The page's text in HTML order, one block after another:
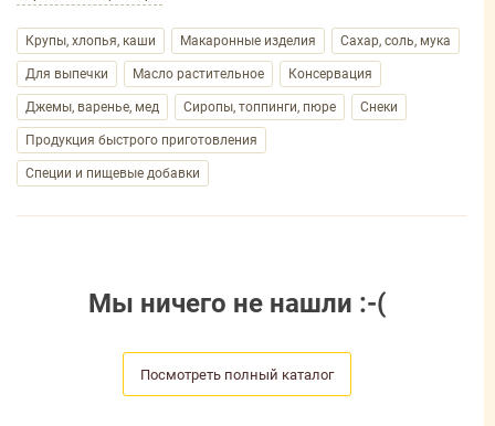
Крупы, хлопья, каши Макаронные изделия Сахар, соль, мука
Для выпечки Масло растительное Консервация
Джемы, варенье, мед Сиропы, топпинги, пюре Снеки
Продукция быстрого приготовления
Специи и пищевые добавки
Мы ничего не нашли :-(
Посмотреть полный каталог